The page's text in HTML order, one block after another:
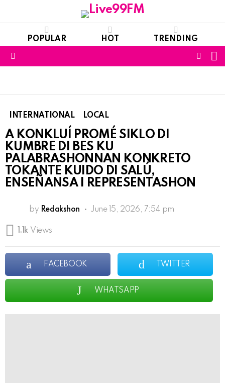
POPULAR HOT TRENDING
INTERNATIONAL LOCAL
A KONKLUÍ PROMÉ SIKLO DI
KUMBRE DI BES KU
PALABRASHONNAN KONKRETO
TOKANTE KUIDO DI SALÚ,
ENSEÑANSA I REPRESENTASHON
by Redakshon June 15, 2026, 7:54 pm
1.1k Views
FACEBOOK TWITTER
WHATSAPP